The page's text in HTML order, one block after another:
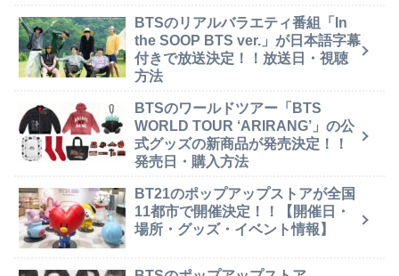
BTSのリアルバラエティ番組「In
the SOOP BTS ver.」が日本語字幕
付きで放送決定！！放送日・視聴
方法
BTSのワールドツアー「BTS
WORLD TOUR ‘ARIRANG’」の公
式グッズの新商品が発売決定！！
発売日・購入方法
BT21のポップアップストアが全国
11都市で開催決定！！【開催日・
場所・グッズ・イベント情報】